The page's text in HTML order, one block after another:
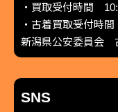
・買取受付時間
・古着買取受付時
新潟県公安委員会
SNS